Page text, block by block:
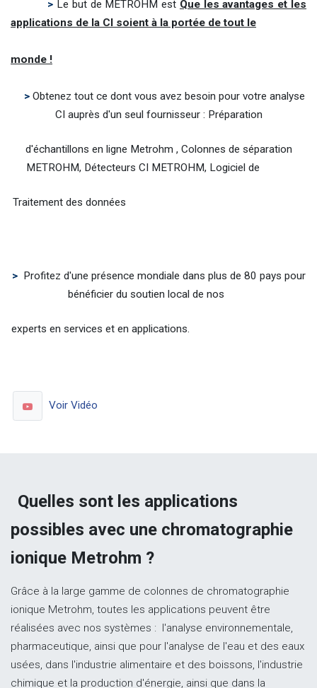
> Le but de METROHM est Que les avantages et les
applications de la CI soient à la portée de tout le
monde !
> Obtenez tout ce dont vous avez besoin pour votre analyse
CI auprès d'un seul fournisseur : Préparation
d'échantillons en ligne Metrohm , Colonnes de séparation
METROHM, Détecteurs CI METROHM, Logiciel de
Traitement des données
> Profitez d'une présence mondiale dans plus de 80 pays pour
bénéficier du soutien local de nos
experts en services et en applications.
Voir Vidéo
Quelles sont les applications
possibles avec une chromatographie
ionique Metrohm ?
Grâce à la large gamme de colonnes de chromatographie
ionique Metrohm, toutes les applications peuvent être
réalisées avec nos systèmes : l'analyse environnementale,
pharmaceutique, ainsi que pour l'analyse de l'eau et des eaux
usées, dans l'industrie alimentaire et des boissons, l'industrie
chimique et la production d'énergie, ainsi que dans la